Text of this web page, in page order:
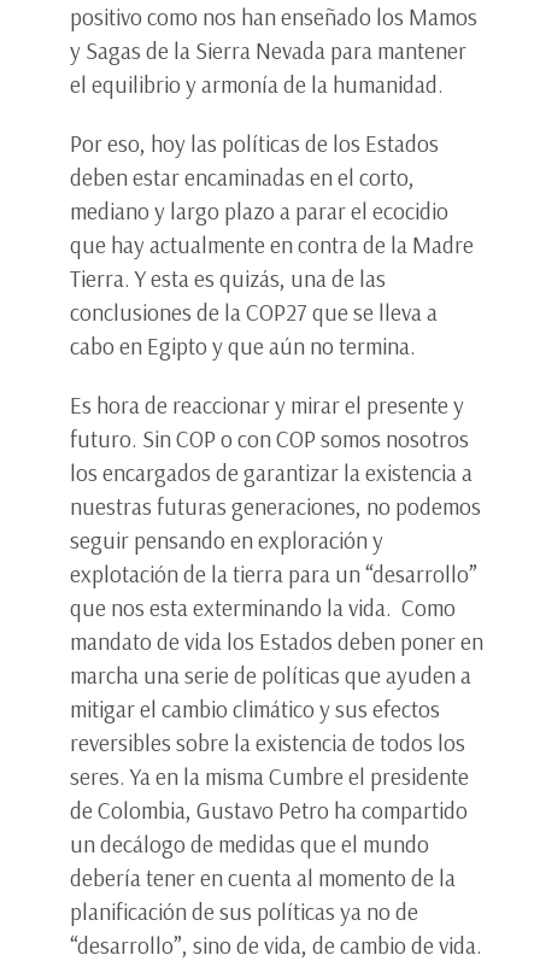
positivo como nos han enseñado los Mamos
y Sagas de la Sierra Nevada para mantener
el equilibrio y armonía de la humanidad.
Por eso, hoy las políticas de los Estados
deben estar encaminadas en el corto,
mediano y largo plazo a parar el ecocidio
que hay actualmente en contra de la Madre
Tierra. Y esta es quizás, una de las
conclusiones de la COP27 que se lleva a
cabo en Egipto y que aún no termina.
Es hora de reaccionar y mirar el presente y
futuro. Sin COP o con COP somos nosotros
los encargados de garantizar la existencia a
nuestras futuras generaciones, no podemos
seguir pensando en exploración y
explotación de la tierra para un “desarrollo”
que nos esta exterminando la vida. Como
mandato de vida los Estados deben poner en
marcha una serie de políticas que ayuden a
mitigar el cambio climático y sus efectos
reversibles sobre la existencia de todos los
seres. Ya en la misma Cumbre el presidente
de Colombia, Gustavo Petro ha compartido
un decálogo de medidas que el mundo
debería tener en cuenta al momento de la
planificación de sus políticas ya no de
“desarrollo”, sino de vida, de cambio de vida.